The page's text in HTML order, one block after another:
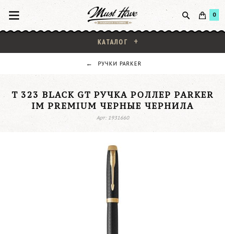
0
КАТАЛОГ
РУЧКИ PARKER
T 323 BLACK GT РУЧКА РОЛЛЕР PARKER
IM PREMIUM ЧЕРНЫЕ ЧЕРНИЛА
Арт: 1931660